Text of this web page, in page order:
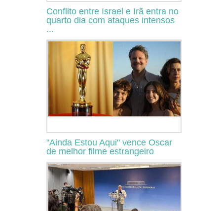
Conflito entre Israel e Irã entra no
quarto dia com ataques intensos
...
"Ainda Estou Aqui" vence Oscar
de melhor filme estrangeiro